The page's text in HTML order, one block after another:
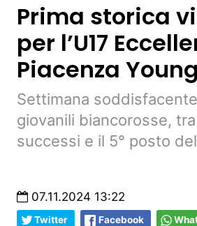
Prima storica
per l’U17
Piacenza Young
Settimana
giovanili biancorosse,
successi e il 5° posto
07.11.2024 13:22
Twitter Facebook